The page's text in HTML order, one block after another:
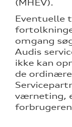
(MHEV).
Eventuelle
omgang
Audis
ikke kan
de
værneting,